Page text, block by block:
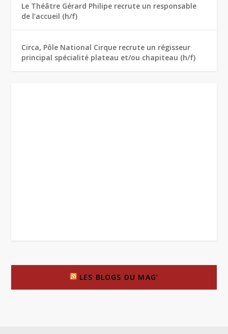
Le Théâtre Gérard Philipe recrute un responsable
de l’accueil (h/f)
Circa, Pôle National Cirque recrute un régisseur
principal spécialité plateau et/ou chapiteau (h/f)
LES BLOGS DU MAG’